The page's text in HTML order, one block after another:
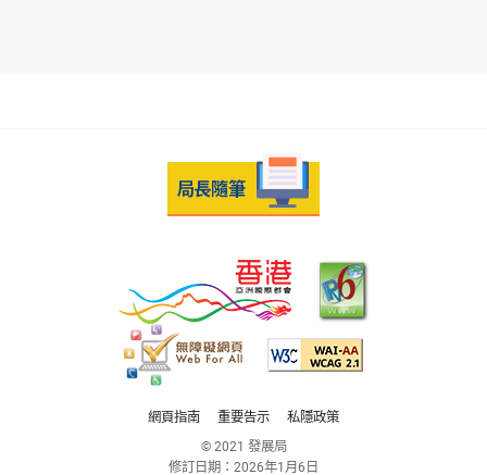
網頁指南 重要告示
私隱政策
© 2021 發展局
修訂日期： 2026年1月6日